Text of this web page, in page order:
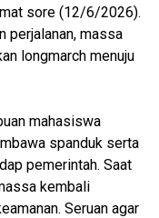
sore (12/6/2026).
perjalanan, massa
longmarch menuju
mahasiswa
spanduk serta
pemerintah. Saat
kembali
Seruan agar